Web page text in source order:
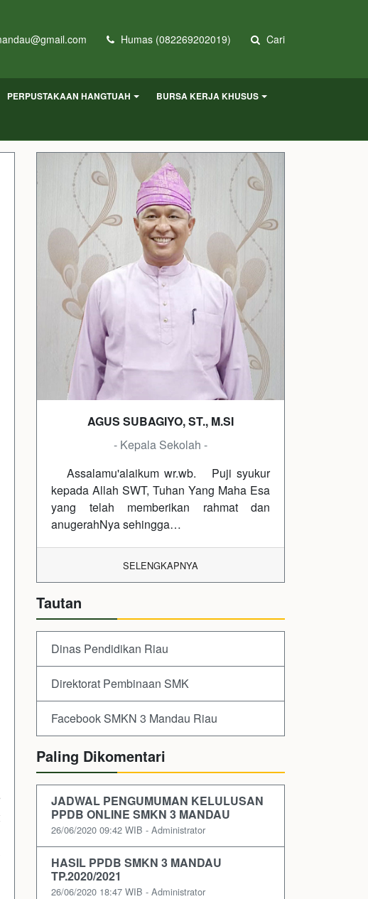
Humas (082269202019) Cari
PERPUSTAKAAN HANGTUAH BURSA KERJA KHUSUS
AGUS SUBAGIYO, ST., M.SI
- Kepala Sekolah -
Assalamu'alaikum wr.wb. Puji syukur
kepada Allah SWT, Tuhan Yang Maha Esa
yang telah memberikan rahmat dan
anugerahNya sehingga…
SELENGKAPNYA
Tautan
Dinas Pendidikan Riau
Direktorat Pembinaan SMK
Facebook SMKN 3 Mandau Riau
Paling Dikomentari
JADWAL PENGUMUMAN KELULUSAN
PPDB ONLINE SMKN 3 MANDAU
26/06/2020 09:42 WIB - Administrator
HASIL PPDB SMKN 3 MANDAU
TP.2020/2021
26/06/2020 18:47 WIB - Administrator